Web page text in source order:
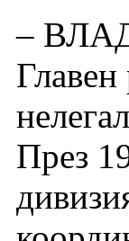
–
Главен
През